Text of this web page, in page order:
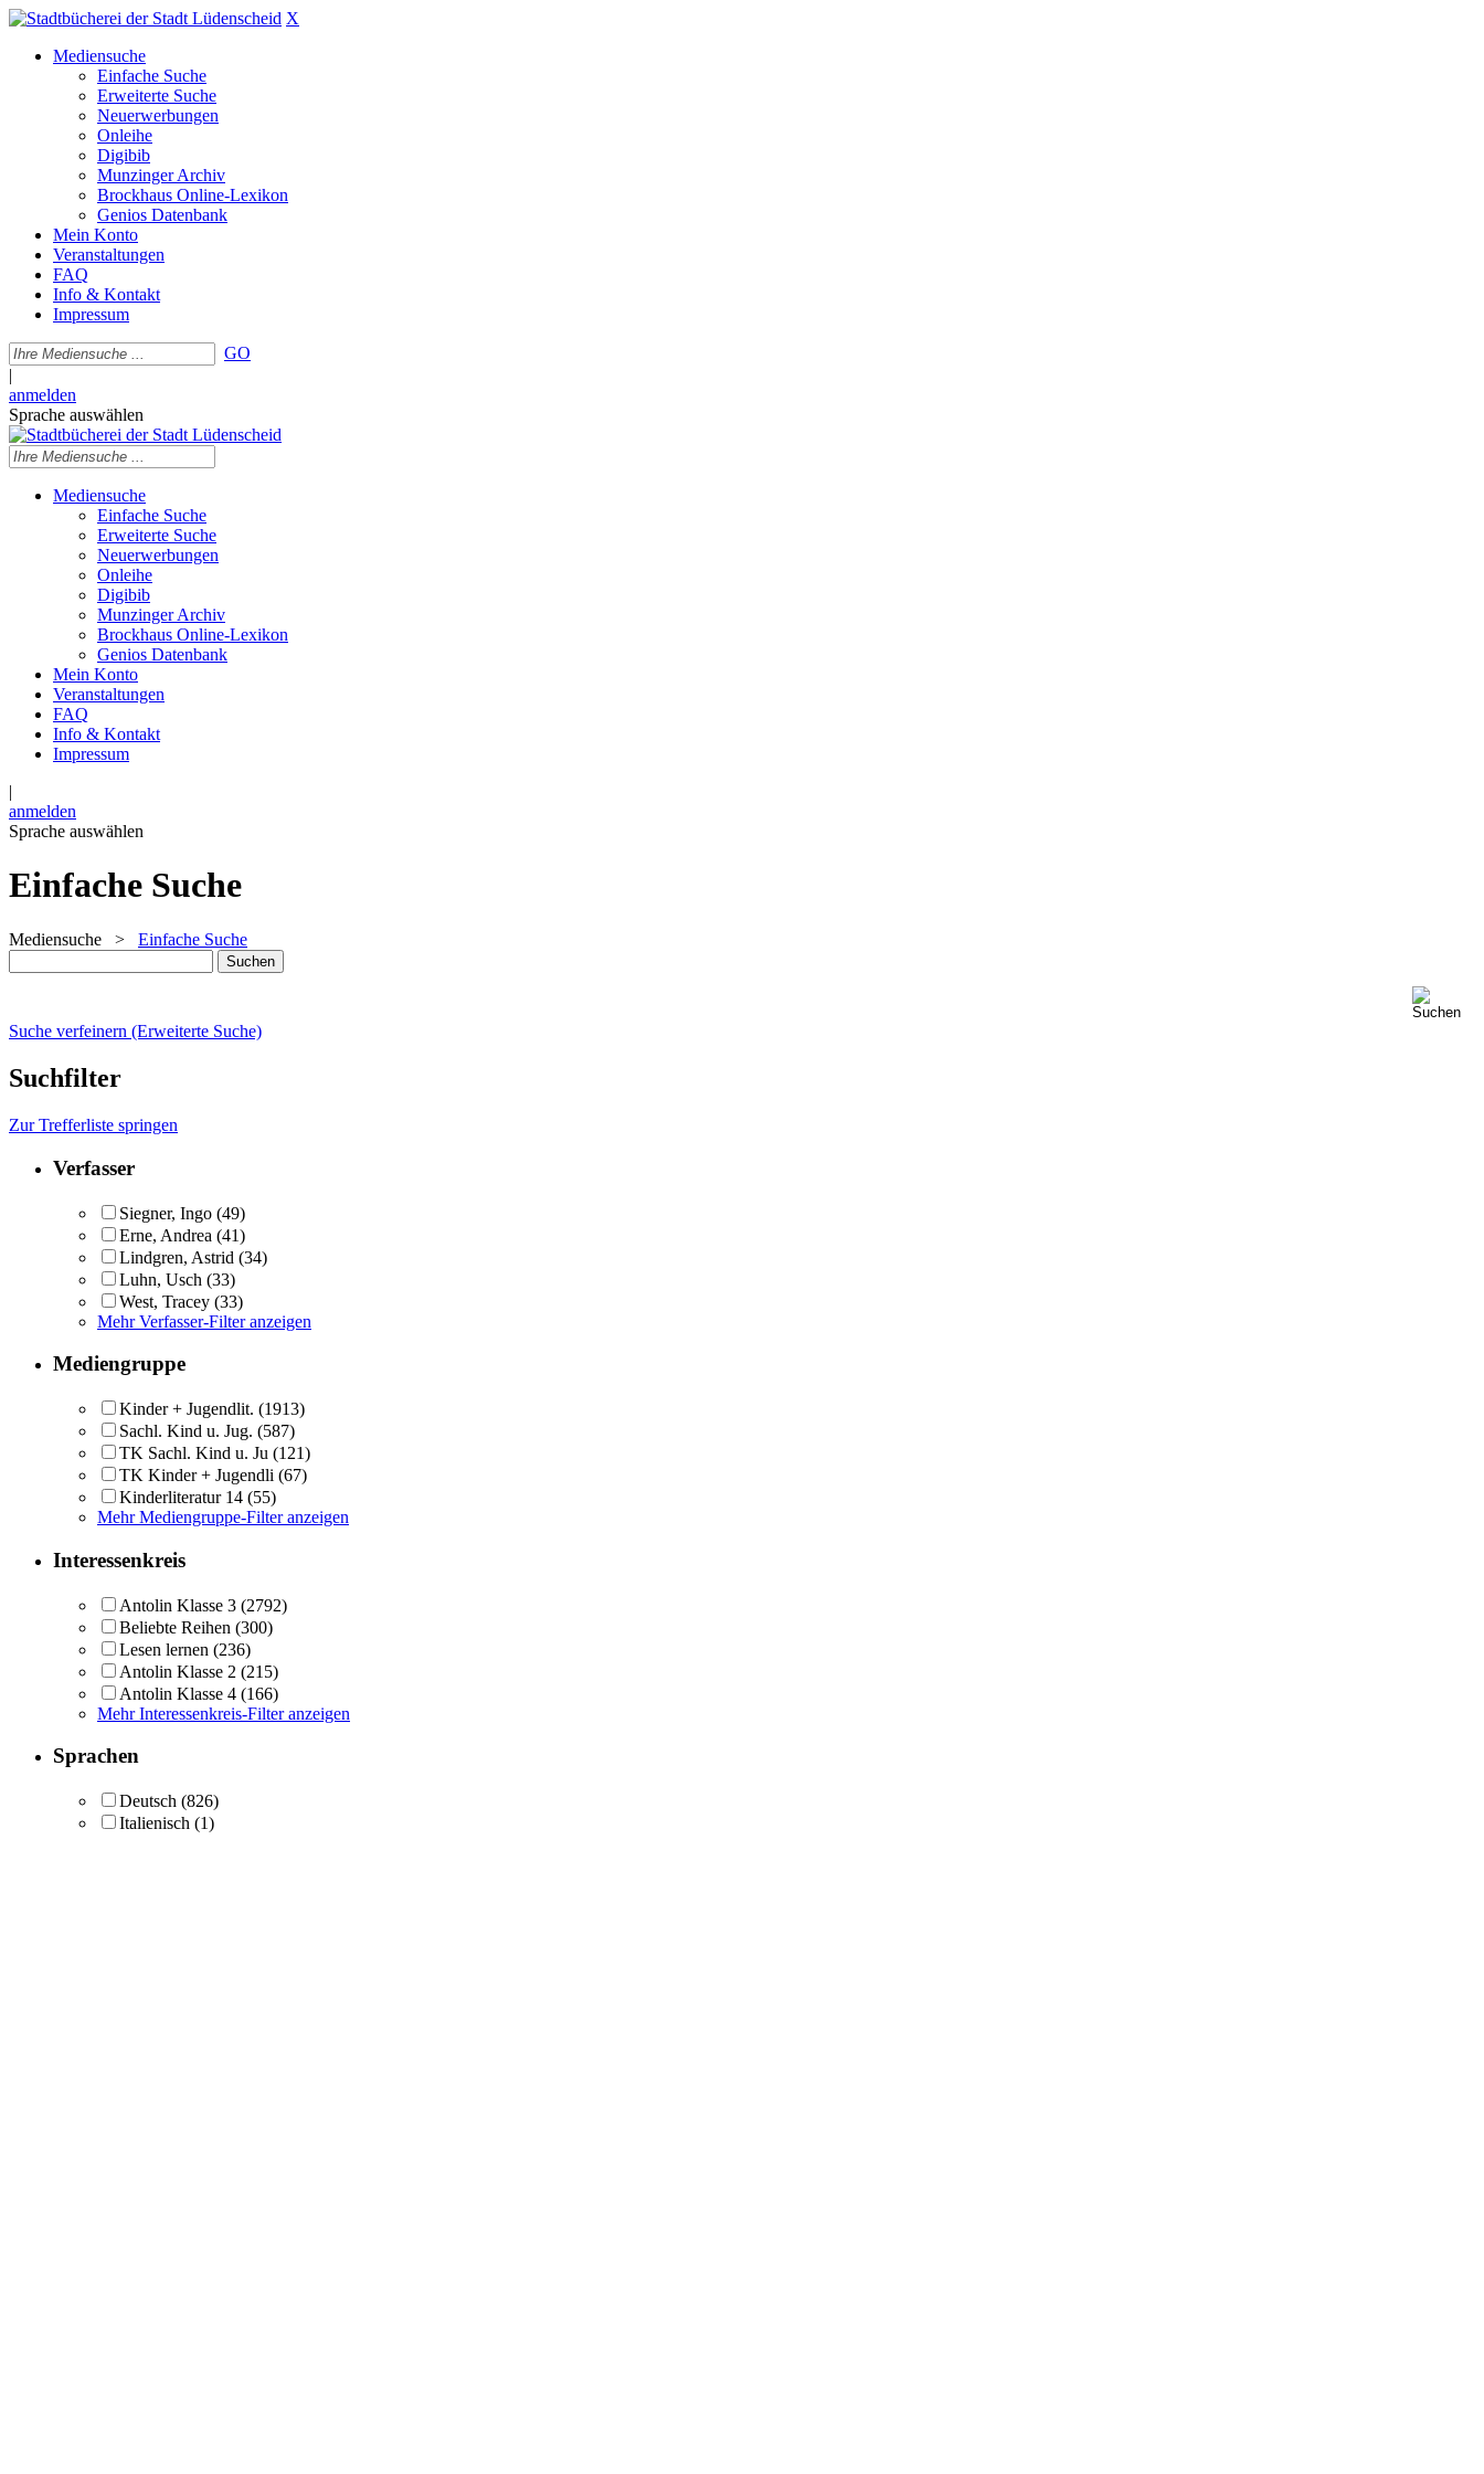
X
Mediensuche
Einfache Suche
Erweiterte Suche
Neuerwerbungen
Onleihe
Digibib
Munzinger Archiv
Brockhaus Online-Lexikon
Genios Datenbank
Mein Konto
Veranstaltungen
FAQ
Info & Kontakt
Impressum
GO
|
anmelden
Sprache auswählen
Mediensuche
Einfache Suche
Erweiterte Suche
Neuerwerbungen
Onleihe
Digibib
Munzinger Archiv
Brockhaus Online-Lexikon
Genios Datenbank
Mein Konto
Veranstaltungen
FAQ
Info & Kontakt
Impressum
|
anmelden
Sprache auswählen
Einfache Suche
Mediensuche > Einfache Suche
Suche verfeinern (Erweiterte Suche)
Suchfilter
Zur Trefferliste springen
Verfasser
Siegner, Ingo (49)
Erne, Andrea (41)
Lindgren, Astrid (34)
Luhn, Usch (33)
West, Tracey (33)
Mehr Verfasser-Filter anzeigen
Mediengruppe
Kinder + Jugendlit. (1913)
Sachl. Kind u. Jug. (587)
TK Sachl. Kind u. Ju (121)
TK Kinder + Jugendli (67)
Kinderliteratur 14 (55)
Mehr Mediengruppe-Filter anzeigen
Interessenkreis
Antolin Klasse 3 (2792)
Beliebte Reihen (300)
Lesen lernen (236)
Antolin Klasse 2 (215)
Antolin Klasse 4 (166)
Mehr Interessenkreis-Filter anzeigen
Sprachen
Deutsch (826)
Italienisch (1)